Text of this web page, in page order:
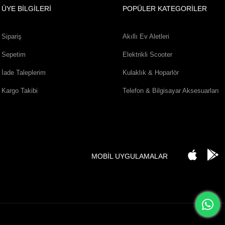
ÜYE BİLGİLERİ
Sipariş
Sepetim
İade Taleplerim
Kargo Takibi
POPÜLER KATEGORİLER
Akıllı Ev Aletleri
Elektrikli Scooter
Kulaklık & Hoparlör
Telefon & Bilgisayar Aksesuarları
MOBİL UYGULAMALAR